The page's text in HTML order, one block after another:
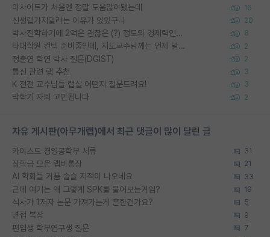
이사이트가 처음엔 정말 도움많이됐는데 16
신생랩가지말라는 이유가 있었구나 20
박사진학하기에 2억은 괜찮은 (?) 정도의 경제력인가요 8
타대학원 컨텍 준비중인데, 지도교수님께는 언제 말씀드려야 할까요? 2
정출연 학연 박사 질문(DGIST) 2
통신 관련 랩 추천 3
K 전전 교수님들 랩실 어떤지 질문드려요! 3
막학기 자퇴 고민됩니다 2
자유 게시판(아무개랩)에서 최근 댓글이 많이 달린 글
카이스트 경영공학부 서류 31
장학금 모은 랩비통장 21
AI 학회들 거품 슬슬 지적이 나오네요 33
근데 여기는 왜 그렇게 SPK를 물어보는거임? 19
석사가 1저자 논문 가져가는게 흔한건가요? 5
면접 복장 9
편입생 학부연구생 질문 7